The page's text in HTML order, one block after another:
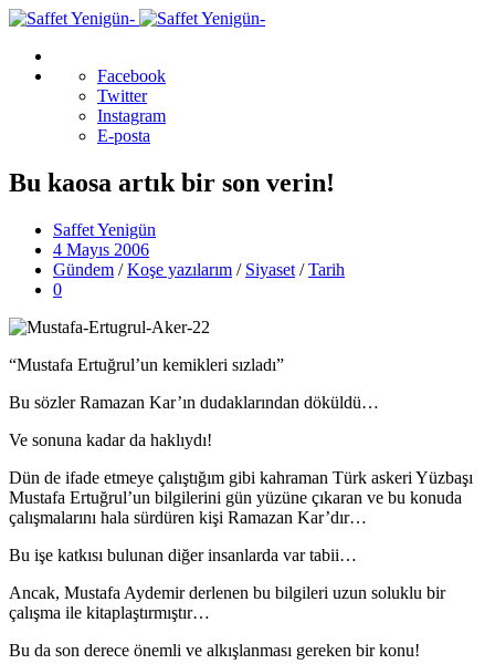
Facebook
Twitter
Instagram
E-posta
Bu kaosa artık bir son verin!
Saffet Yenigün
4 Mayıs 2006
Gündem /Koşe yazılarım / Siyaset /Tarih
0
“Mustafa Ertuğrul’un kemikleri sızladı”
Bu sözler Ramazan Kar’ın dudaklarından döküldü…
Ve sonuna kadar da haklıydı!
Dün de ifade etmeye çalıştığım gibi kahraman Türk askeri Yüzbaşı
Mustafa Ertuğrul’un bilgilerini gün yüzüne çıkaran ve bu konuda
çalışmalarını hala sürdüren kişi Ramazan Kar’dır…
Bu işe katkısı bulunan diğer insanlarda var tabii…
Ancak, Mustafa Aydemir derlenen bu bilgileri uzun soluklu bir
çalışma ile kitaplaştırmıştır…
Bu da son derece önemli ve alkışlanması gereken bir konu!